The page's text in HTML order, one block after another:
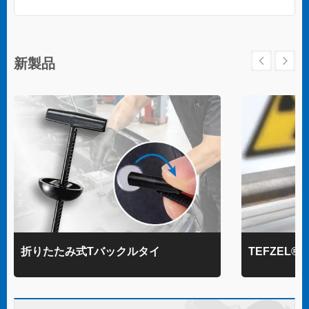
新製品
折りたたみ式Tバックルタイ TEFZEL®